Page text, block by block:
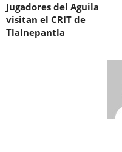
Jugadores del Aguila
visitan el CRIT de
Tlalnepantla